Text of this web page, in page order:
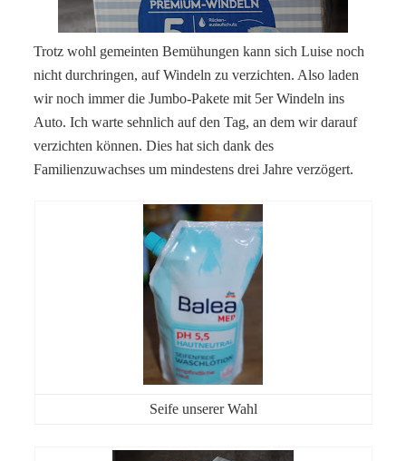
Trotz wohl gemeinten Bemühungen kann sich Luise noch
nicht durchringen, auf Windeln zu verzichten. Also laden
wir noch immer die Jumbo-Pakete mit 5er Windeln ins
Auto. Ich warte sehnlich auf den Tag, an dem wir darauf
verzichten können. Dies hat sich dank des
Familienzuwachses um mindestens drei Jahre verzögert.
Seife unserer Wahl